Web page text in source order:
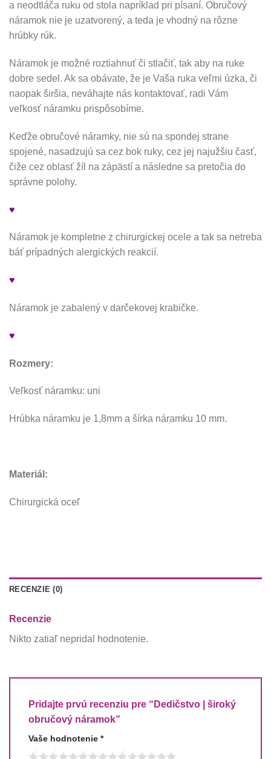
a neodtláča ruku od stola napríklad pri písaní. Obručový
náramok nie je uzatvorený, a teda je vhodný na rôzne
hrúbky rúk.
Náramok je možné roztiahnuť či stlačiť, tak aby na ruke
dobre sedel. Ak sa obávate, že je Vaša ruka veľmi úzka, či
naopak širšia, neváhajte nás kontaktovať, radi Vám
veľkosť náramku prispôsobíme.
Keďže obručové náramky, nie sú na spondej strane
spojené, nasadzujú sa cez bok ruky, cez jej najužšiu časť,
čiže cez oblasť žíl na zápästí a následne sa pretočia do
správne polohy.
♥
Náramok je kompletne z chirurgickej ocele a tak sa netreba
báť prípadných alergických reakcií.
♥
Náramok je zabalený v darčekovej krabičke.
♥
Rozmery:
Veľkosť náramku: uni
Hrúbka náramku je 1,8mm a šírka náramku 10 mm.
Materiál:
Chirurgická oceľ
RECENZIE (0)
Recenzie
Nikto zatiaľ nepridal hodnotenie.
Pridajte prvú recenziu pre “Dedičstvo | široký
obručový náramok”
Vaše hodnotenie *